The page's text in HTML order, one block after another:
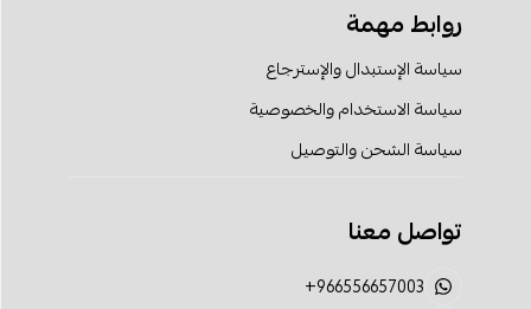
روابط مهمة
سياسة الإستبدال والإسترجاع
سياسة الاستخدام والخصوصية
سياسة الشحن والتوصيل
تواصل معنا
+966556657003